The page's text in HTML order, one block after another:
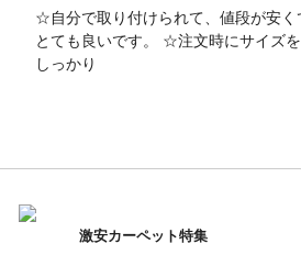
☆自分で取り付けられて、値段が安く
とても良いです。 ☆注文時にサイズを
しっかり
激安カーペット特集